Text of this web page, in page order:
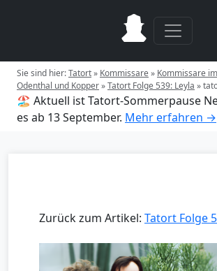
Sie sind hier:Tatort» Kommissare» Kommissare
Odenthal und Kopper»Tatort Folge 539: Leyla »
🏖️ Aktuell ist Tatort-Sommerpause
es ab 13 September. Mehr erfahren →
Zurück zum Artikel: Tatort Folge